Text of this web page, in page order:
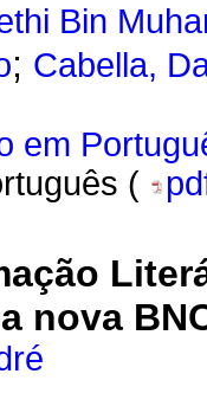
Bin
; Cabella,
em
(
nova